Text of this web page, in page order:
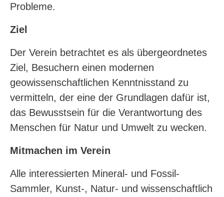
Probleme.
Ziel
Der Verein betrachtet es als übergeordnetes
Ziel, Besuchern einen modernen
geowissenschaftlichen Kenntnisstand zu
vermitteln, der eine der Grundlagen dafür ist,
das Bewusstsein für die Verantwortung des
Menschen für Natur und Umwelt zu wecken.
Mitmachen im Verein
Alle interessierten Mineral- und Fossil-
Sammler, Kunst-, Natur- und wissenschaftlich